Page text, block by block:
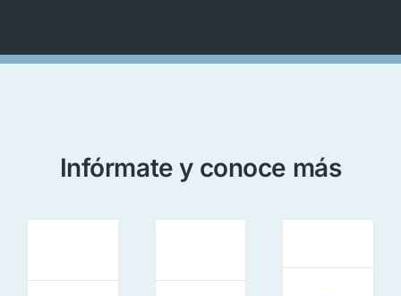
apoyo
generado
Infórmate y conoce más